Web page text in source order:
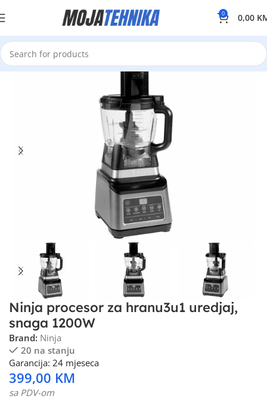
0 0,00
Ninja procesor za hranu3u1 uredjaj,
snaga 1200W
Brand: Ninja
20 na stanju
Garancija: 24 mjeseca
399,00 KM
sa PDV-om